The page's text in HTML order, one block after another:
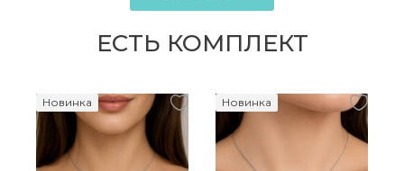
ЕСТЬ КОМПЛЕКТ
Новинка Новинка